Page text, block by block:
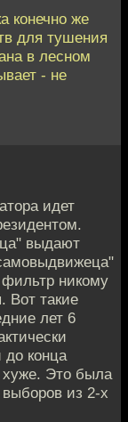
конечно же
для тушения
в лесном
- не
идет
выдают
никому
Вот такие
лет 6
до конца
хуже. Это была
из 2-х